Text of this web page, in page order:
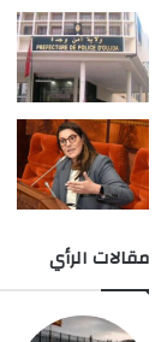
مقالات الرأي